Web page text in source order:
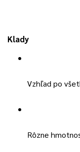
Klady
Vzhľad po
Rôzne